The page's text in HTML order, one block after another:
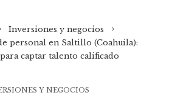
Inversiones y negocios
personal en Saltillo (Coahuila):
captar talento calificado
Y NEGOCIOS